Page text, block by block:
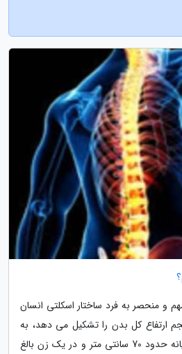
و منحصر به فرد ساختار اسکلتی انسان
ارتفاع کل بدن را تشکیل می دهد، به
طوری که در یک مرد بالغ میانه حدود 70 سانتی متر و در یک زن بالغ